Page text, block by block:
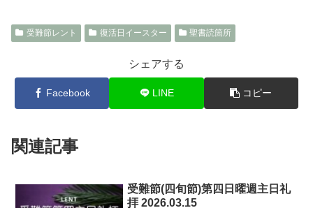
受難節レント 復活日イースター 聖書読箇所
シェアする
Facebook LINE コピー
関連記事
受難節(四旬節)第四日曜週主日礼
拝 2026.03.15